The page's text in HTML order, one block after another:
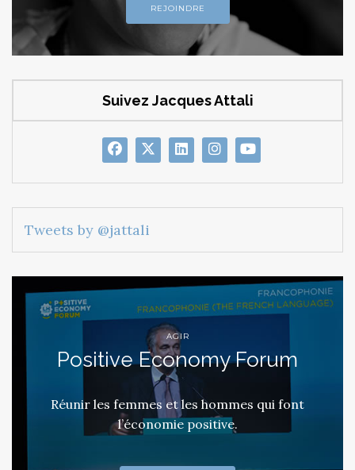
REJOINDRE
Suivez Jacques Attali
Tweets by @jattali
AGIR
Positive Economy Forum
Réunir les femmes et les hommes qui font
l’économie positive.